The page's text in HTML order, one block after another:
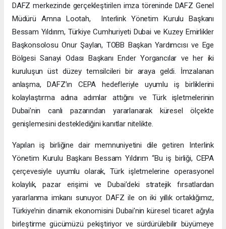
DAFZ merkezinde gerçekleştirilen imza töreninde DAFZ Genel
Müdürü Amna Lootah, Interlink Yönetim Kurulu Başkanı
Bessam Yıldırım, Türkiye Cumhuriyeti Dubai ve Kuzey Emirlikler
Başkonsolosu Onur Şaylan, TOBB Başkan Yardımcısı ve Ege
Bölgesi Sanayi Odası Başkanı Ender Yorgancılar ve her iki
kuruluşun üst düzey temsilcileri bir araya geldi. İmzalanan
anlaşma, DAFZ’ın CEPA hedefleriyle uyumlu iş birliklerini
kolaylaştırma adına adımlar attığını ve Türk işletmelerinin
Dubai’nin canlı pazarından yararlanarak küresel ölçekte
genişlemesini desteklediğini kanıtlar nitelikte.
Yapılan iş birliğine dair memnuniyetini dile getiren Interlink
Yönetim Kurulu Başkanı Bessam Yıldırım “Bu iş birliği, CEPA
çerçevesiyle uyumlu olarak, Türk işletmelerine operasyonel
kolaylık, pazar erişimi ve Dubai’deki stratejik fırsatlardan
yararlanma imkanı sunuyor. DAFZ ile on iki yıllık ortaklığımız,
Türkiye’nin dinamik ekonomisini Dubai’nin küresel ticaret ağıyla
birleştirme gücümüzü pekiştiriyor ve sürdürülebilir büyümeye